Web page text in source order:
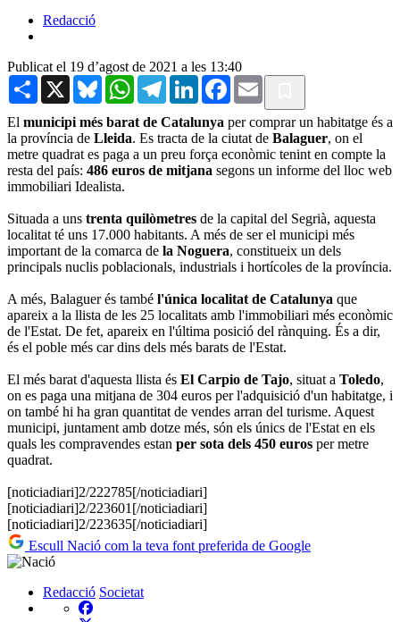
Redacció
Publicat el 19 d’agost de 2021 a les 13:40
Share X BlueskyWhatsAppTelegramLinkedInFacebook
Email
El municipi més barat de Catalunya per comprar un habitatge és a
la província de Lleida. Es tracta de la ciutat de Balaguer, on el
metre quadrat es paga a un preu força econòmic tenint en compte la
resta del país: 486 euros de mitjana segons un informe del lloc web
immobiliari Idealista.
Situada a uns trenta quilòmetres de la capital del Segrià, aquesta
localitat té uns 17.000 habitants. A més de ser el municipi més
important de la comarca de la Noguera, constitueix un dels
principals nuclis poblacionals, industrials i hortícoles de la província.
A més, Balaguer és també l'única localitat de Catalunya que
apareix a la llista de les 25 localitats amb l'immobiliari més econòmic
de l'Estat. De fet, apareix en l'última posició del rànquing. És a dir,
és el poble més car dins dels més barats de l'Estat.
El més barat d'aquesta llista és El Carpio de Tajo, situat a Toledo,
on es paga una mitjana de 304 euros per l'adquisició d'un habitatge, i
on també hi ha gran quantitat de vendes arran del turisme. Aquest
municipi, juntament amb dotze més, són els únics de l'Estat en els
quals les compravendes estan per sota dels 450 euros per metre
quadrat.
[noticiadiari]2/222785[/noticiadiari]
[noticiadiari]2/223601[/noticiadiari]
[noticiadiari]2/223635[/noticiadiari]
Escull Nació com la teva font preferida de Google
Redacció Societat